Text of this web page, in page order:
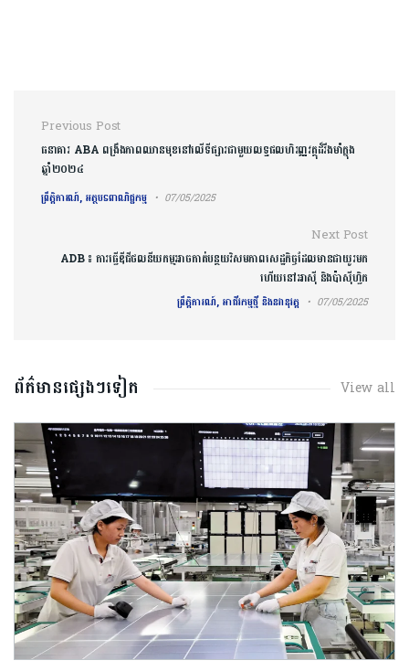
Post navigation
Previous Post
ធនាគារ ABA ពង្រឹងភាពឈានមុខនៅលើទីផ្សារជាមួយលទ្ធផលហិរញ្ញវត្ថុដ៏រឹងមាំក្នុង
ឆ្នាំ២០២៤
ព្រឹត្តិការណ៍, អត្ថបទពាណិជ្ជកម្ម 07/05/2025
Next Post
ADB ៖ ការធ្វើឌីជីថលនីយកម្មអាចកាត់បន្ថយវិសមភាពសេដ្ឋកិច្ចដែលមានជាយូរមក
ហើយនៅអាស៊ី និងប៉ាស៊ីហ្វិក
ព្រឹត្តិការណ៍, អាជីវកម្មថ្មី និងនវានុវត្ត 07/05/2025
ព័ត៌មានផ្សេងៗទៀត View all